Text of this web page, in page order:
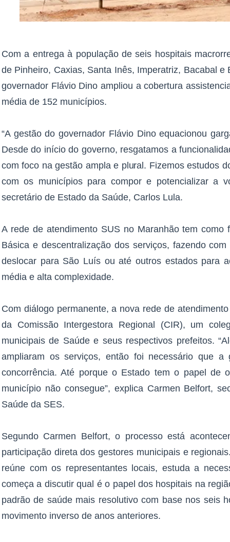
Com a entrega à população de seis hospitais
de Pinheiro, Caxias, Santa Inês, Imperatriz, Bacabal
governador Flávio Dino ampliou a cobertura
média de 152 municípios.
“A gestão do governador Flávio Dino equacionou
Desde do início do governo, resgatamos a
com foco na gestão ampla e plural. Fizemos estudos
com os municípios para compor e potencializar a
secretário de Estado da Saúde, Carlos Lula.
A rede de atendimento SUS no Maranhão tem como
Básica e descentralização dos serviços, fazendo
deslocar para São Luís ou até outros estados para
média e alta complexidade.
Com diálogo permanente, a nova rede de
da Comissão Intergestora Regional (CIR), um
municipais de Saúde e seus respectivos prefeitos.
ampliaram os serviços, então foi necessário que a
concorrência. Até porque o Estado tem o papel de
município não consegue”, explica Carmen Belfort,
Saúde da SES.
Segundo Carmen Belfort, o processo está
participação direta dos gestores municipais e
reúne com os representantes locais, estuda a
começa a discutir qual é o papel dos hospitais na
padrão de saúde mais resolutivo com base nos seis
movimento inverso de anos anteriores.